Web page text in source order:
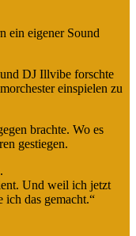
ein eigener Sound
DJ Illvibe forschte
einspielen zu
brachte. Wo es
gestiegen.
Und weil ich jetzt
ich das gemacht.“